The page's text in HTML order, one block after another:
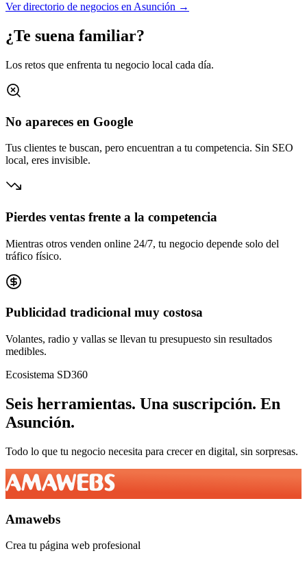
Ver directorio de negocios en Asunción →
¿Te suena familiar?
Los retos que enfrenta tu negocio local cada día.
No apareces en Google
Tus clientes te buscan, pero encuentran a tu competencia. Sin SEO
local, eres invisible.
Pierdes ventas frente a la competencia
Mientras otros venden online 24/7, tu negocio depende solo del
tráfico físico.
Publicidad tradicional muy costosa
Volantes, radio y vallas se llevan tu presupuesto sin resultados
medibles.
Ecosistema SD360
Seis herramientas. Una suscripción. En
Asunción.
Todo lo que tu negocio necesita para crecer en digital, sin sorpresas.
Amawebs
Crea tu página web profesional